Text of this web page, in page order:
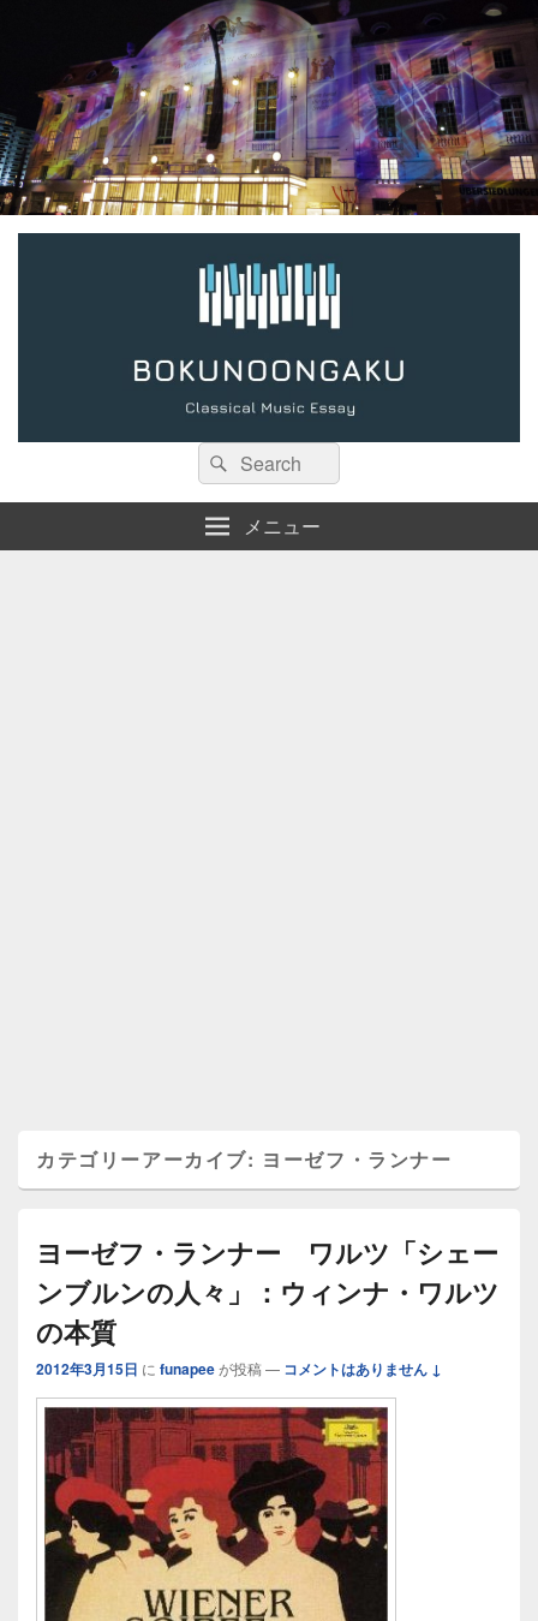
検
索:
検
索
メニュー
カテゴリーアーカイブ: ヨーゼフ・ランナー
ヨーゼフ・ランナー ワルツ「シェー
ンブルンの人々」：ウィンナ・ワルツ
の本質
2012年3月15日 に funapeeが投稿 — コメントはありません ↓